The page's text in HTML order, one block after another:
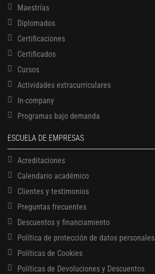
Maestrías
Diplomados
Certificaciones
Certificados
Cursos
Actividades extracurriculares
In-company
Programas bajo demanda
ESCUELA DE EMPRESAS
Acreditaciones
Calendario académico
Clientes y testimonios
Preguntas frecuentes
Descuentos y financiamiento
Política de protección de datos personales
Políticas de Cookies
Políticas de Devoluciones y Descuentos
13 AGOSTO, 2026
Finanzas para no financieros